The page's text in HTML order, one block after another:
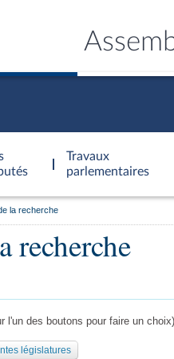
Travaux
parlementaires
la recherche
recherche
l'un des boutons pour faire un choix)
législatures